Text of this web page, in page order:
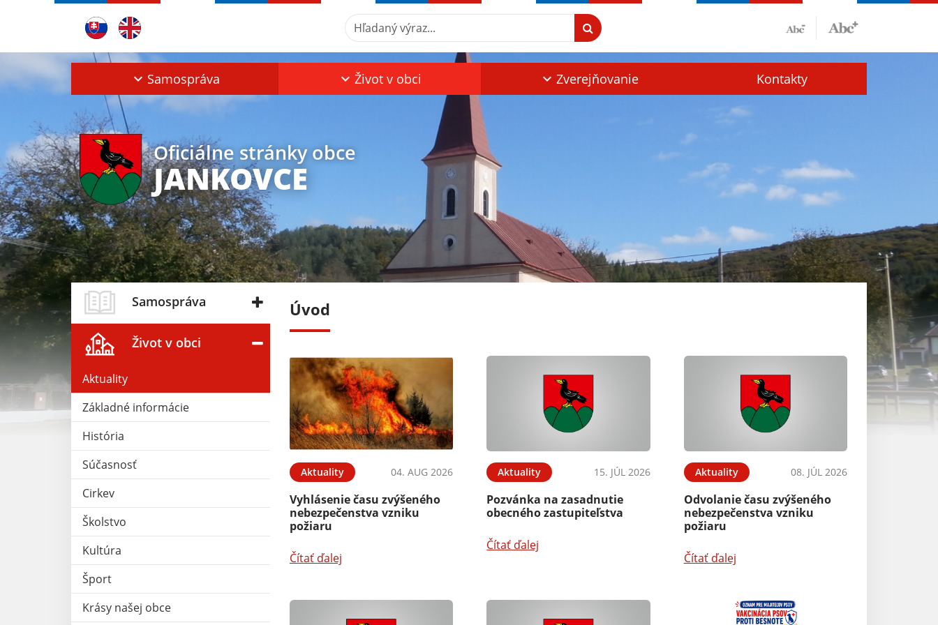
Hľadaný výraz...
Samospráva Život v obci Zverejňovanie Kontakty
Oficiálne stránky obce
JANKOVCE
Samospráva
Život v obci
Aktuality
Základné informácie
História
Súčasnosť
Cirkev
Školstvo
Kultúra
Šport
Krásy našej obce
Úvod
26. FEB 2026
2026
Aktuality 04. AUG 2026
Vyhlásenie času zvýšeného
nebezpečenstva vzniku
požiaru
Čítať ďalej
Aktuality 15. JÚL 2026
Pozvánka na zasadnutie
obecného zastupiteľstva
Čítať ďalej
Aktuality 08. JÚL 2026
Odvolanie času zvýšeného
nebezpečenstva vzniku
požiaru
Čítať ďalej